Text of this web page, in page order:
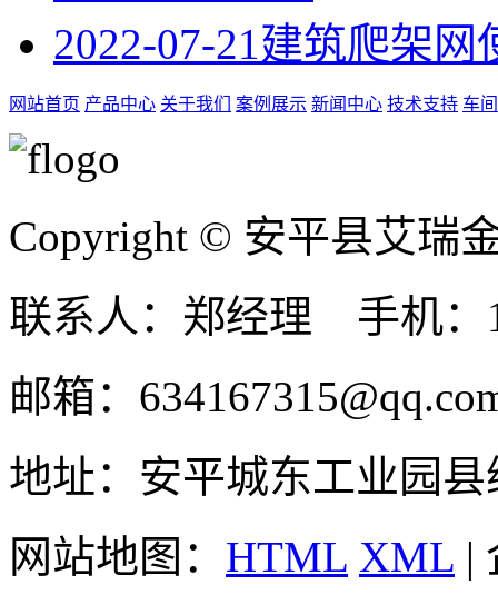
2022-07-21建筑爬架网
网站首页 产品中心 关于我们 案例展示 新闻中心 技术支持 车
Copyright © 安平县艾瑞
联系人：郑经理 手机：
邮箱：
地址：安平城东工业园县
网站地图： HTML XML |